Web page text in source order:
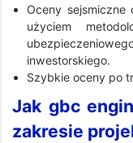
Oceny
użyciem
inwestorskiego.
Szybkie oceny po
Jak gbc
zakresie